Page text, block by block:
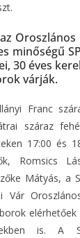
minőségű
30 éves
várják.
Franc
száraz
17:00 és
Romsics
Mátyás, a
Vár
elérhetőek
is. A